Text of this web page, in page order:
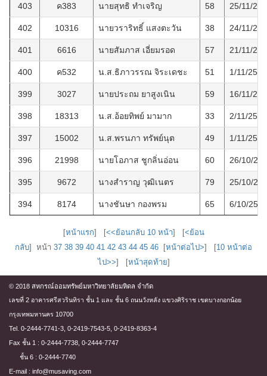
403 ค383 นายสุทธิ ทำเจริญ 58 25/11/
402 10316 นายวราริทธิ์ แสงตะวัน 38 24/11/
401 6616 นายสัมภาส เอี่ยมรอด 57 21/11/
400 ค532 น.ส.ธิภาวรรณ จิระเดชะ 51 1/11/2559
399 3027 นายประถม ยาสูงเนิน 59 16/11/
398 18313 น.ส.อ้อยทิพย์ มามาก 33 2/11/2559
397 15002 น.ส.พรนภา ทรัพย์นุต 49 1/11/2559
396 21998 นายโอภาส ชูกลิ่นอ่อน 60 26/10/
395 9672 นางสำราญ วุฒิเนตร 79 25/10/
394 8174 นางชันษา กองพรม 65 6/10/2559
[หน้าแรก] [<<ย้อนกลับ 10 หน้า] [<ย้อน
กลับ] หน้า 37 38 39 40 41 42 43 44 45 46 [หน้าต่อไป>] [10 หน้าต่อ
ไป>>] [หน้าสุดท้าย]
© 2018 สหกรณ์ออมทรัพย์มหาวิทยาลัยมหิดล จำกัด
เลขที่ 2 อาคารศรีสวรินทิรา ชั้น 1 และ ชั้น 6 ถนนวังหลัง แขวงศิริราช เขตบางกอกน้อย
กรุงเทพมหานคร 10700
Tel. 0-2444-7741-3, 0-2419-7543-5, 0-2419-8363-4
Fax ชั้น 1 : 0-2444-7738, 0-2444-7747
ชั้น 6 : 0-2444-7740
E-mail : info@musaving.com